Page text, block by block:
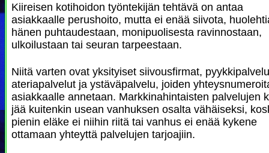
Kiireisen kotihoidon työntekijän tehtävä on antaa
asiakkaalle perushoito, mutta ei enää siivota,
hänen puhtaudestaan, monipuolisesta ravinnostaan,
ulkoilustaan tai seuran tarpeestaan.
Niitä varten ovat yksityiset siivousfirmat,
ateriapalvelut ja ystäväpalvelu, joiden
asiakkaalle annetaan. Markkinahintaisten palvelujen
jää kuitenkin usean vanhuksen osalta vähäiseksi,
pienin eläke ei niihin riitä tai vanhus ei enää kykene
ottamaan yhteyttä palvelujen tarjoajiin.